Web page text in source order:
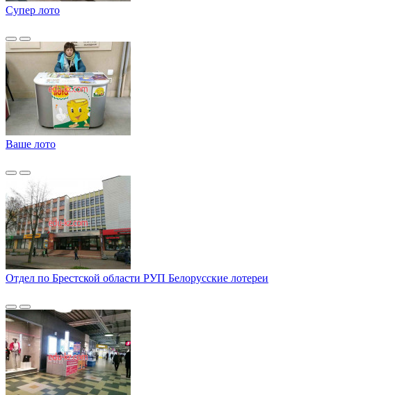
Супер лото
Ваше лото
Отдел по Брестской области РУП Белорусские лотереи